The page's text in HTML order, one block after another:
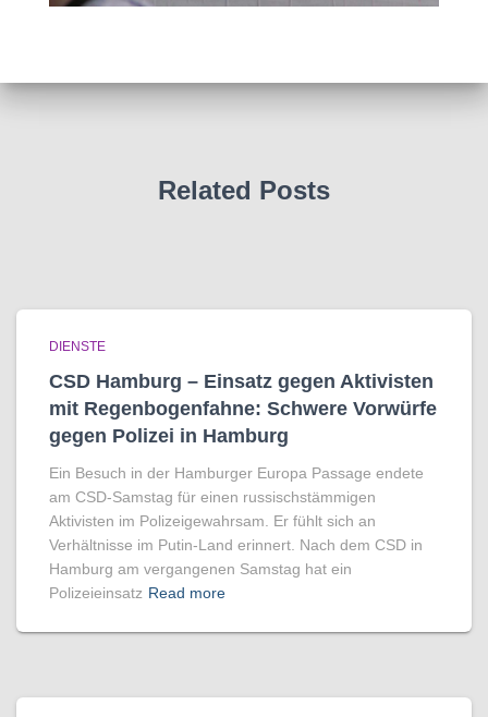
Related Posts
DIENSTE
CSD Hamburg – Einsatz gegen Aktivisten
mit Regenbogen­fahne: Schwere Vorwürfe
gegen Polizei in Hamburg
Ein Besuch in der Hamburger Europa Passage endete
am CSD-Samstag für einen russischstämmigen
Aktivisten im Polizeigewahrsam. Er fühlt sich an
Verhältnisse im Putin-Land erinnert. Nach dem CSD in
Hamburg am vergangenen Samstag hat ein
Polizeieinsatz Read more